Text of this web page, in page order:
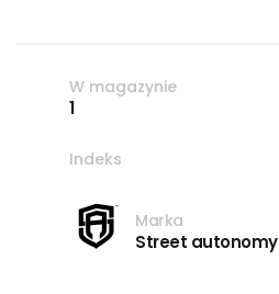
W magazynie
1
Indeks
Marka
Street autonomy